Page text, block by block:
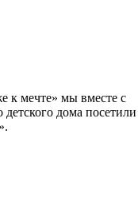
к мечте» мы вместе с
дома посетили